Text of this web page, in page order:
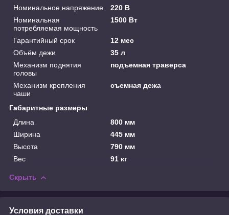
Номинальное напряжение
220 В
Номинальная
потребляемая мощность
1500 Вт
Гарантийный срок
12 мес
Объём дежи
35 л
Механизм поднятия
головы
подъемная траверса
Механизм крепления
чаши
съемная дежа
Габаритные размеры
Длина
800 мм
Ширина
445 мм
Высота
790 мм
Вес
91 кг
Скрыть
Условия доставки